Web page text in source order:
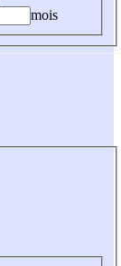
mois